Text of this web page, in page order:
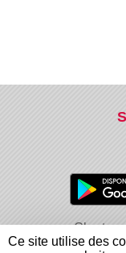
Charte
Informations
Ce site utilise des